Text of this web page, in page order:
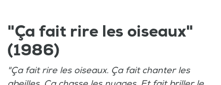
"Ça fait rire les oiseaux"
(1986)
"Ça fait rire les oiseaux. Ça fait chanter les